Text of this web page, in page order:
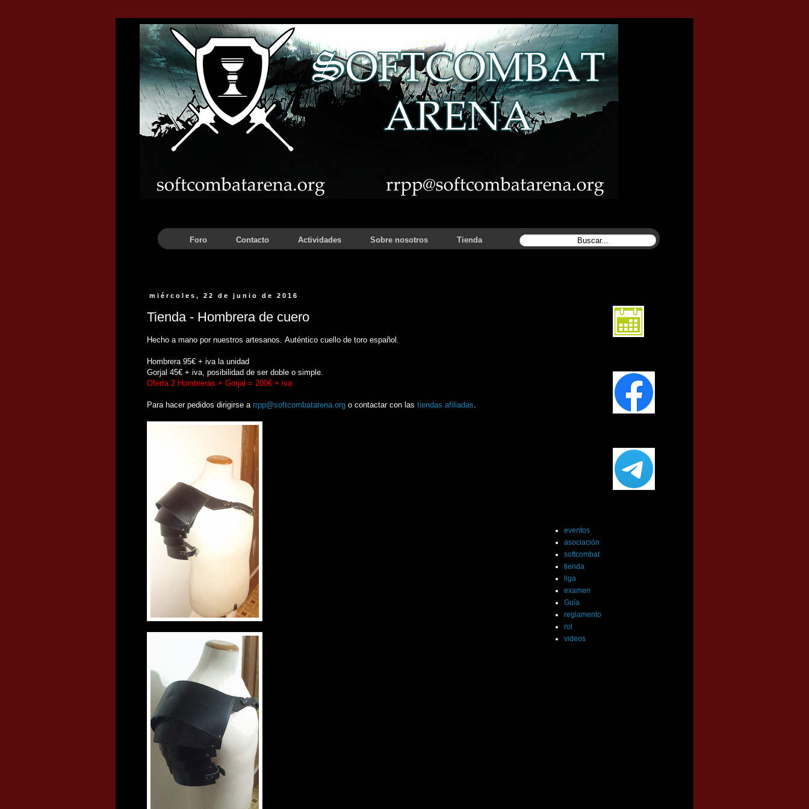
Foro Contacto Actividades Sobre nosotros Tienda
miércoles, 22 de junio de 2016
Tienda - Hombrera de cuero
Hecho a mano por nuestros artesanos. Auténtico cuello de toro español.
Hombrera 95€ + iva la unidad
Gorjal 45€ + iva, posibilidad de ser doble o simple.
Oferta 2 Hombreras + Gorjal = 200€ + iva
Para hacer pedidos dirigirse a rrpp@softcombatarena.org o contactar con las tiendas afiliadas
eventos
asociación
softcombat
tienda
liga
examen
Guía
reglamento
rol
videos